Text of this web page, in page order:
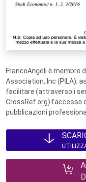
FrancoAngeli è membro
Association, Inc (PILA),
facilitare (attraverso i
CrossRef.org)
pubblicazioni